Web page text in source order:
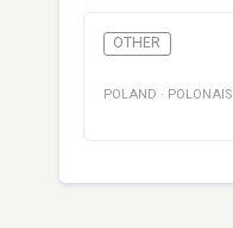
OTHER
POLAND · POLONAIS